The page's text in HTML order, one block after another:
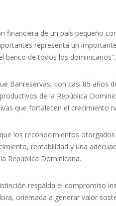
financiera de un país pequeño
representa un
banco de todos los
Banreservas, con casi 85 años
de la República
que fortalecen el crecimiento
los reconocimientos
rentabilidad y una
República Dominicana.
respalda el compromiso
orientada a generar valor